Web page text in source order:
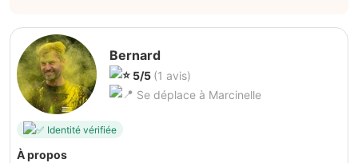
Bernard
5/5 (1 avis)
Se déplace à Marcinelle
Identité vérifiée
À propos